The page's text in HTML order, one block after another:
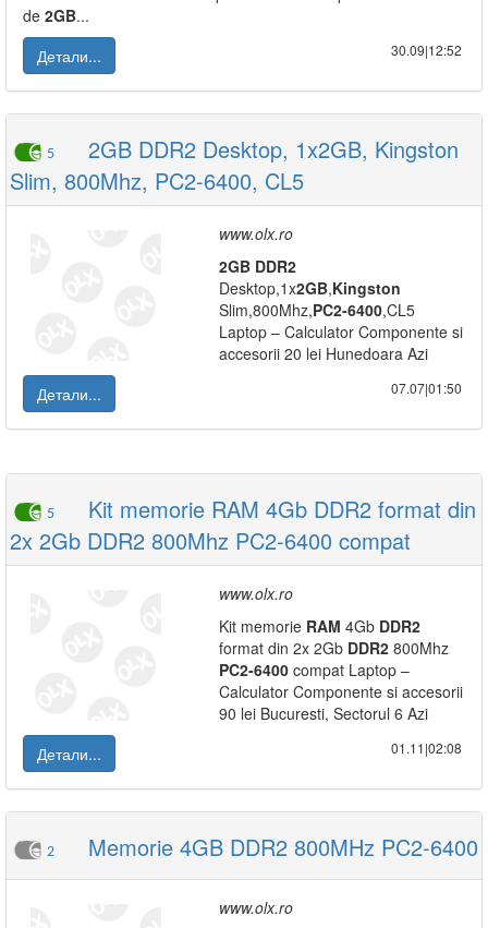
de 2GB...
Детали...
30.09|12:52
5
2GB DDR2 Desktop, 1x2GB, Kingston
Slim, 800Mhz, PC2-6400, CL5
www.olx.ro
2GB DDR2
Desktop,1x2GB,Kingston
Slim,800Mhz,PC2-6400,CL5
Laptop – Calculator Componente si
accesorii 20 lei Hunedoara Azi
Детали...
07.07|01:50
5
Kit memorie RAM 4Gb DDR2 format din
2x 2Gb DDR2 800Mhz PC2-6400 compat
www.olx.ro
Kit memorie RAM 4Gb DDR2
format din 2x 2Gb DDR2 800Mhz
PC2-6400 compat Laptop –
Calculator Componente si accesorii
90 lei Bucuresti, Sectorul 6 Azi
Детали...
01.11|02:08
2 Memorie 4GB DDR2 800MHz PC2-6400
www.olx.ro